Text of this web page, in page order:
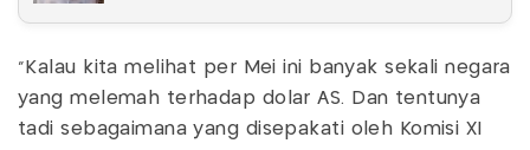
"Kalau kita melihat per Mei ini banyak sekali negara
yang melemah terhadap dolar AS. Dan tentunya
tadi sebagaimana yang disepakati oleh Komisi XI